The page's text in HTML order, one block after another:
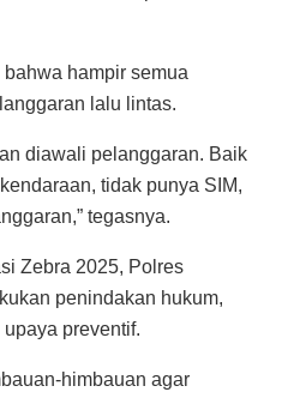
hampir semua
lalu lintas.
diawali pelanggaran. Baik
tidak punya SIM,
tegasnya.
Zebra 2025, Polres
penindakan hukum,
preventif.
himbauan agar